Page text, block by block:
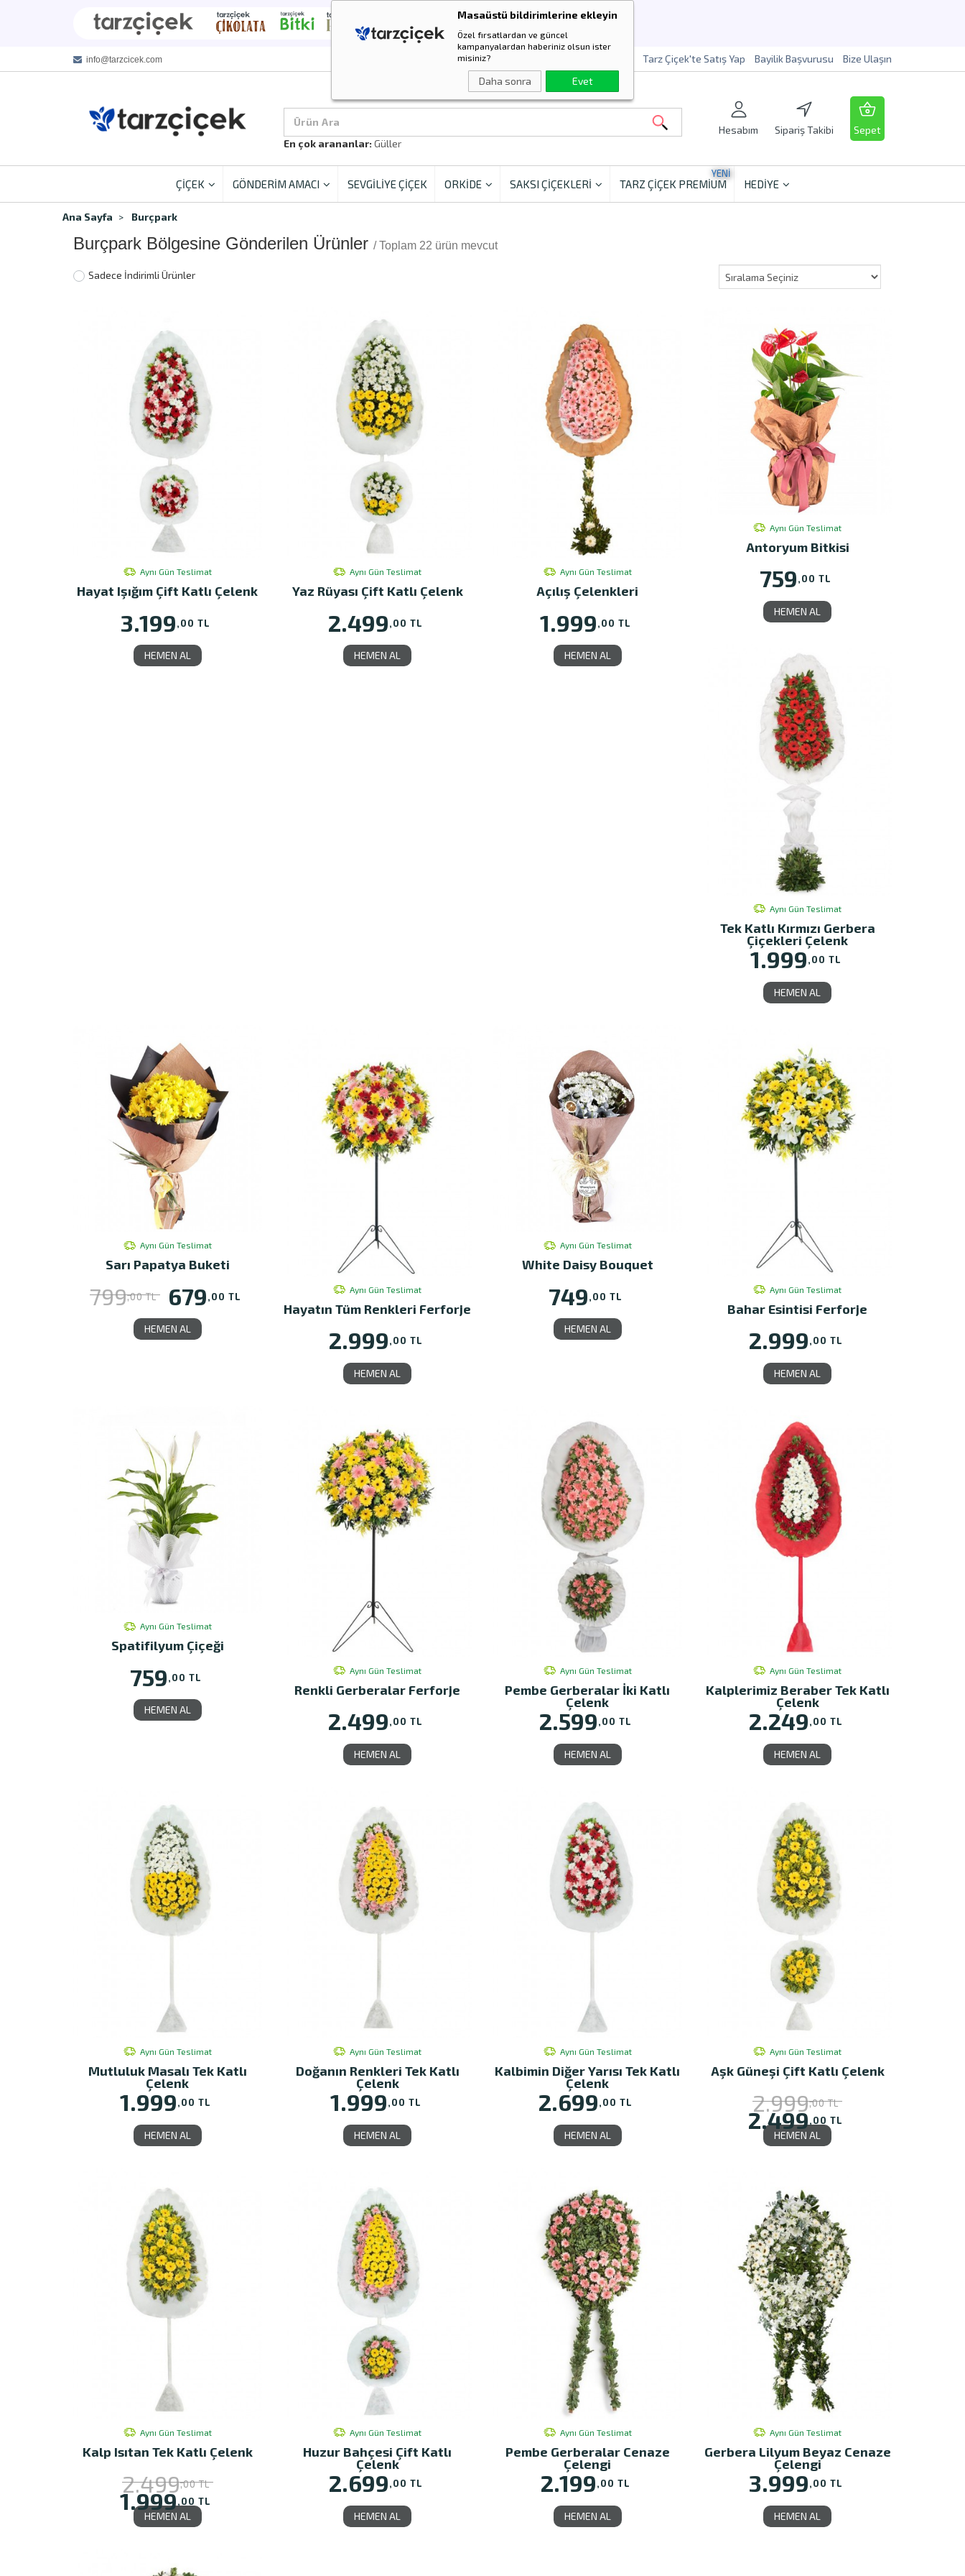
Masaüstü bildirimlerine ekleyin
Özel fırsatlardan ve güncel
kampanyalardan haberiniz olsun ister
misiniz?
Daha sonra Evet
info@tarzcicek.com Tarz Çiçek'te Satış Yap Bayilik Başvurusu Bize Ulaşın
Ürün Ara
En çok arananlar: Güller
Hesabım Sipariş Takibi Sepet
ÇİÇEK GÖNDERİM AMACI SEVGİLİYE ÇİÇEK ORKİDE SAKSI ÇİÇEKLERİ TARZ ÇİÇEK PREMİUM
YENİ
HEDİYE
Ana Sayfa Burçpark
Burçpark Bölgesine Gönderilen Ürünler / Toplam 22 ürün mevcut
Sadece İndirimli Ürünler
Aynı Gün Teslimat
Hayat Işığım Çift Katlı Çelenk
3.199,00 TL
HEMEN AL
Aynı Gün Teslimat
Yaz Rüyası Çift Katlı Çelenk
2.499,00 TL
HEMEN AL
Aynı Gün Teslimat
Açılış Çelenkleri
1.999,00 TL
HEMEN AL
Aynı Gün Teslimat
Antoryum Bitkisi
759,00 TL
HEMEN AL
Aynı Gün Teslimat
Tek Katlı Kırmızı Gerbera
Çiçekleri Çelenk
1.999,00 TL
HEMEN AL
Aynı Gün Teslimat
Sarı Papatya Buketi
799,00 TL 679,00 TL
HEMEN AL
Aynı Gün Teslimat
Hayatın Tüm Renkleri Ferforje
2.999,00 TL
HEMEN AL
Aynı Gün Teslimat
White Daisy Bouquet
749,00 TL
HEMEN AL
Aynı Gün Teslimat
Bahar Esintisi Ferforje
2.999,00 TL
HEMEN AL
Aynı Gün Teslimat
Spatifilyum Çiçeği
759,00 TL
HEMEN AL
Aynı Gün Teslimat
Renkli Gerberalar Ferforje
2.499,00 TL
HEMEN AL
Aynı Gün Teslimat
Pembe Gerberalar İki Katlı
Çelenk
2.599,00 TL
HEMEN AL
Aynı Gün Teslimat
Kalplerimiz Beraber Tek Katlı
Çelenk
2.249,00 TL
HEMEN AL
Aynı Gün Teslimat
Mutluluk Masalı Tek Katlı
Çelenk
1.999,00 TL
HEMEN AL
Aynı Gün Teslimat
Doğanın Renkleri Tek Katlı
Çelenk
1.999,00 TL
HEMEN AL
Aynı Gün Teslimat
Kalbimin Diğer Yarısı Tek Katlı
Çelenk
2.699,00 TL
HEMEN AL
Aynı Gün Teslimat
Aşk Güneşi Çift Katlı Çelenk
2.999,00 TL
2.499,00 TL
HEMEN AL
Aynı Gün Teslimat
Kalp Isıtan Tek Katlı Çelenk
2.499,00 TL
1.999,00 TL
HEMEN AL
Aynı Gün Teslimat
Huzur Bahçesi Çift Katlı
Çelenk
2.699,00 TL
HEMEN AL
Aynı Gün Teslimat
Pembe Gerberalar Cenaze
Çelengi
2.199,00 TL
HEMEN AL
Aynı Gün Teslimat
Gerbera Lilyum Beyaz Cenaze
Çelengi
3.999,00 TL
HEMEN AL